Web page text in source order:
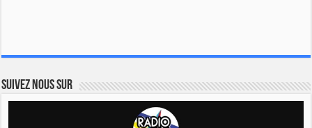
Suivez nous sur